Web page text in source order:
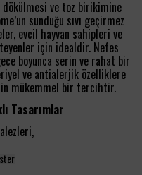
dökülmesi ve toz birikimine
sunduğu sıvı geçirmez
evcil hayvan sahipleri ve
için idealdir. Nefes
boyunca serin ve rahat bir
ve antialerjik özelliklere
mükemmel bir tercihtir.
Tasarımlar